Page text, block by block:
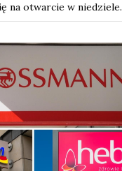
na otwarcie w niedziele.